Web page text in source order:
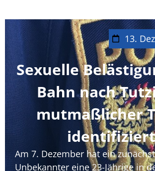
13.
Sexuelle
Bahn nach
mutmaßlicher
identifiziert
Am 7. Dezember hat ein zunächst
Unbekannter eine 23-Jährige in